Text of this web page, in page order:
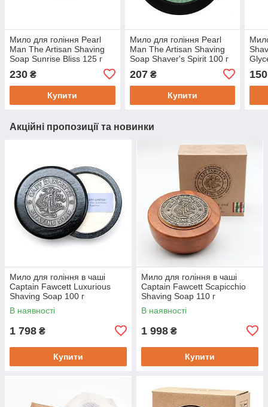
Мило для гоління Pearl
Man The Artisan Shaving
Soap Sunrise Bliss 125 г
230 ₴
Купити
Мило для гоління Pearl
Man The Artisan Shaving
Soap Shaver's Spirit 100 г
207₴
Купити
150
Акційні пропозиції та новинки
Мило для гоління в чаші
Captain Fawcett Luxurious
Shaving Soap 100 г
В наявності
1 798 ₴
Купити
Мило для гоління в чаші
Captain Fawcett Scapicchio
Shaving Soap 110 г
В наявності
1 998 ₴
Купити